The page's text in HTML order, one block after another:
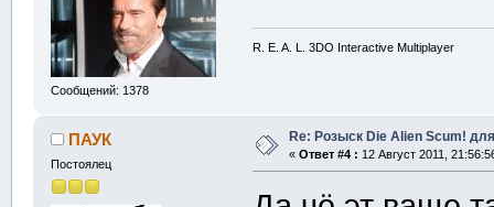
Сообщений: 1378
R. E. A. L. 3DO Interactive Multiplayer
ПАУК
Постоялец
Re: Розыск Die Alien Scum!
« Ответ #4 : 12 Август 2011,